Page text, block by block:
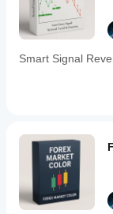
Smart Signal